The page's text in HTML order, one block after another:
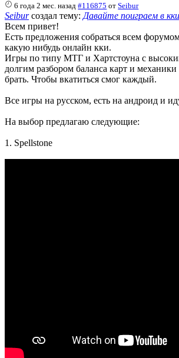
6 года 2 мес. назад #116875 отSeibur
Seiburсоздал тему: Давайте поиграем в
Всем привет!
Есть предложения собраться всем
какую нибудь онлайн кки.
Игры по типу МТГ и Хартстоуна с
долгим разбором баланса карт и
брать. Чтобы вкатиться смог каждый.
Все игры на русском, есть на андроид и
На выбор предлагаю следующие:
1. Spellstone